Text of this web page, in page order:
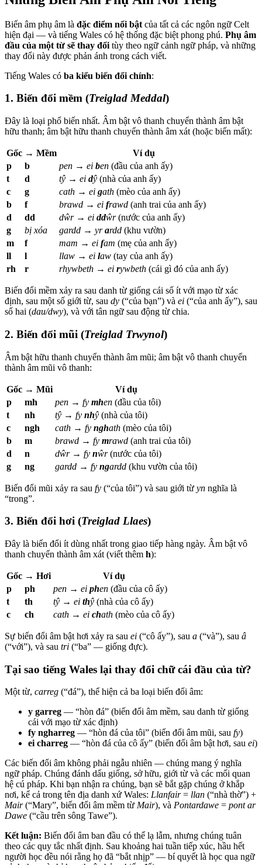
Biến âm phụ âm là đặc điểm nổi bật của tất cả các ngôn ngữ Celt
hiện đại — và tiếng Wales có hệ thống đặc biệt phong phú. Phụ âm
đầu của một từ sẽ thay đổi tùy theo ngữ cảnh ngữ pháp, và những
thay đổi này được phản ánh trong cách viết.
Tiếng Wales có ba kiểu biến đổi chính:
1. Biến đổi mềm (Treiglad Meddal)
Đây là loại phổ biến nhất. Âm bật vô thanh chuyển thành âm bật
hữu thanh; âm bật hữu thanh chuyển thành âm xát (hoặc biến mất):
Gốc → Mềm
Ví dụ
p
b pen → ei ben (đầu của anh ấy)
t
d tŷ → ei dŷ (nhà của anh ấy)
c
g cath → ei gath (mèo của anh ấy)
b
f brawd → ei frawd (anh trai của anh ấy)
d
dd dŵr→ ei ddŵr(nước của anh ấy)
g
bị xóa gardd → yrardd (khu vườn)
m
f mam → ei fam (mẹ của anh ấy)
ll
l llaw → ei law (tay của anh ấy)
rh
r rhywbeth → ei rywbeth (cái gì đó của anh ấy)
Biến đổi mềm xảy ra sau danh từ giống cái số ít với mạo từ xác
định, sau một số giới từ, sau dy (“của bạn”) và ei (“của anh ấy”), sau
số hai (dau/dwy), và với tân ngữ sau động từ chia.
2. Biến đổi mũi (Treiglad Trwynol)
Âm bật hữu thanh chuyển thành âm mũi; âm bật vô thanh chuyển
thành âm mũi vô thanh:
Gốc → Mũi
Ví dụ
p
mh pen → fy mhen (đầu của tôi)
t
nh tŷ → fy nhŷ (nhà của tôi)
c
ngh cath → fy nghath (mèo của tôi)
b
m brawd → fy mrawd (anh trai của tôi)
d
n dŵr→ fy nŵr(nước của tôi)
g
ng gardd → fy ngardd (khu vườn của tôi)
Biến đổi mũi xảy ra sau fy (“của tôi”) và sau giới từ yn nghĩa là
“trong”.
3. Biến đổi hơi (Treiglad Llaes)
Đây là biến đổi ít dùng nhất trong giao tiếp hàng ngày. Âm bật vô
thanh chuyển thành âm xát (viết thêm h):
Gốc → Hơi
Ví dụ
p
ph pen → ei phen (đầu của cô ấy)
t
th tŷ → ei thŷ (nhà của cô ấy)
c
ch cath → ei chath (mèo của cô ấy)
Sự biến đổi âm bật hơi xảy ra sau ei (“cô ấy”), sau a (“và”), sau â
(“với”), và sau tri (“ba” — giống đực).
Tại sao tiếng Wales lại thay đổi chữ cái đầu của từ?
Một từ, carreg (“đá”), thể hiện cả ba loại biến đổi âm:
y garreg — “hòn đá” (biến đổi âm mềm, sau danh từ giống
cái với mạo từ xác định)
fy ngharreg — “hòn đá của tôi” (biến đổi âm mũi, sau fy)
ei charreg — “hòn đá của cô ấy” (biến đổi âm bật hơi, sau ei)
Các biến đổi âm không phải ngẫu nhiên — chúng mang ý nghĩa
ngữ pháp. Chúng đánh dấu giống, sở hữu, giới từ và các mối quan
hệ cú pháp. Khi bạn nhận ra chúng, bạn sẽ bắt gặp chúng ở khắp
nơi, kể cả trong tên địa danh xứ Wales: Llanfair= llan (“nhà thờ”) +
Mair(“Mary”, biến đổi âm mềm từ Mair), và Pontardawe = pont ar
Dawe (“cầu trên sông Tawe”).
Kết luận: Biến đổi âm ban đầu có thể lạ lẫm, nhưng chúng tuân
theo các quy tắc nhất định. Sau khoảng hai tuần tiếp xúc, hầu hết
người học đều nói rằng họ đã “bắt nhịp” — bí quyết là học qua ngữ